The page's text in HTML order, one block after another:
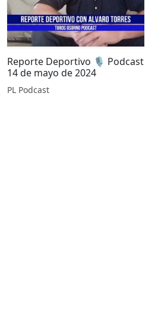
Reporte Deportivo 🎙️ Podcast
14 de mayo de 2024
PL Podcast